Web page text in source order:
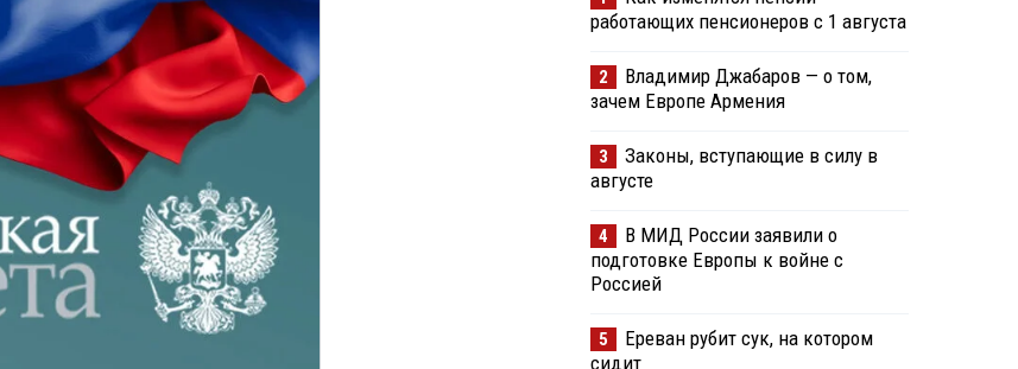
работающих пенсионеров с 1 августа
2
Владимир Джабаров — о том,
зачем Европе Армения
3
Законы, вступающие в силу в
августе
4
В МИД России заявили о
подготовке Европы к войне с
Россией
5
Ереван рубит сук, на котором
сидит